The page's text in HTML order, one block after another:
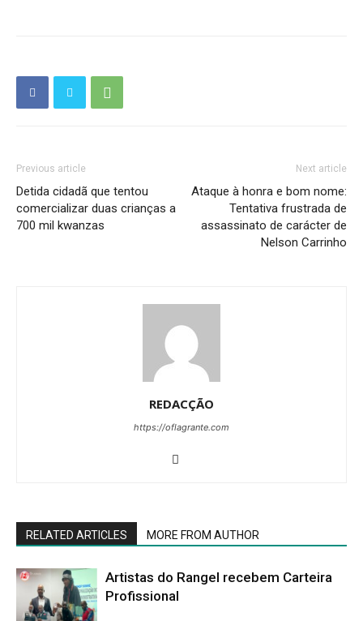
Previous article
Detida cidadã que tentou
comercializar duas crianças a
700 mil kwanzas
Next article
Ataque à honra e bom nome:
Tentativa frustrada de
assassinato de carácter de
Nelson Carrinho
REDACÇÃO
https://oflagrante.com
RELATED ARTICLES MORE FROM AUTHOR
Artistas do Rangel recebem Carteira
Profissional